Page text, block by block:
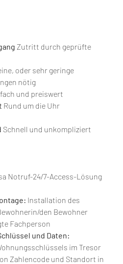
Zutritt durch geprüfte
oder sehr geringe
nötig
und preiswert
Rund um die Uhr
Schnell und unkompliziert
Notruf-24/7-Access-Lösung
Installation des
den Bewohner
Fachperson
und Daten:
im Tresor
Zahlencode und Standort in